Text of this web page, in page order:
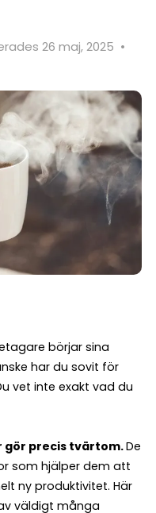
26 maj, 2025 •
börjar sina
har du sovit för
vet inte exakt vad du
gör precis tvärtom.De
som hjälper dem att
ny produktivitet. Här
väldigt många